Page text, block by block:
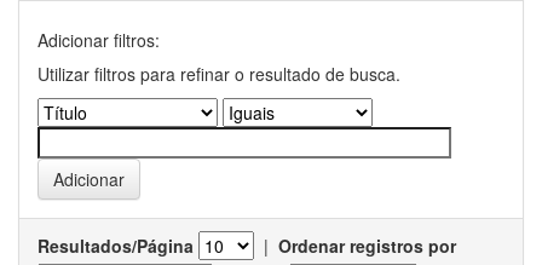
Adicionar filtros:
Utilizar filtros para refinar o resultado de busca.
Resultados/Página | Ordenar registros por